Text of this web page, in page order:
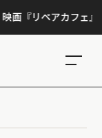
リペアカフェ』、上